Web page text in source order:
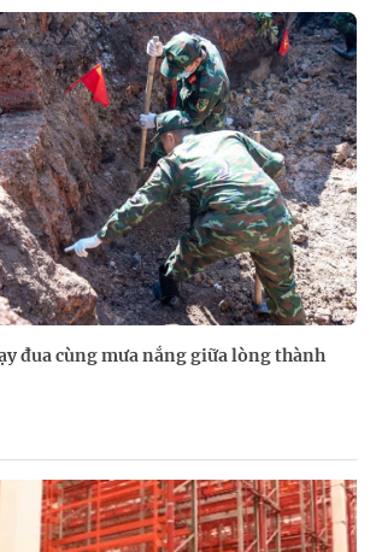
đua cùng mưa nắng giữa lòng thành